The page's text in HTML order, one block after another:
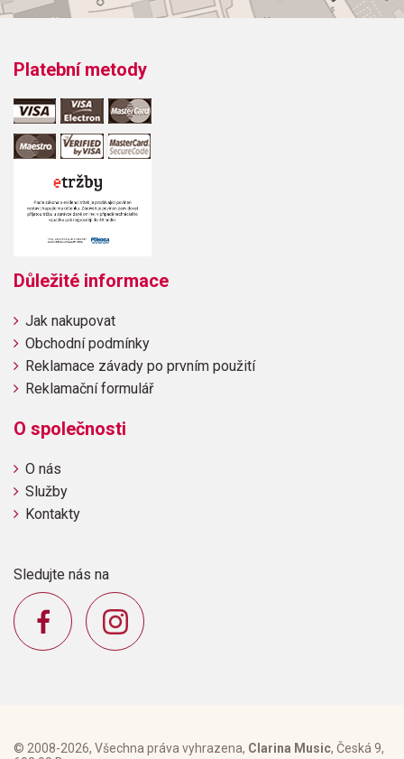
Platební metody
Důležité informace
Jak nakupovat
Obchodní podmínky
Reklamace závady po prvním použití
Reklamační formulář
O společnosti
O nás
Služby
Kontakty
Sledujte nás na
© 2008-2026, Všechna práva vyhrazena, Clarina Music, Česká 9,